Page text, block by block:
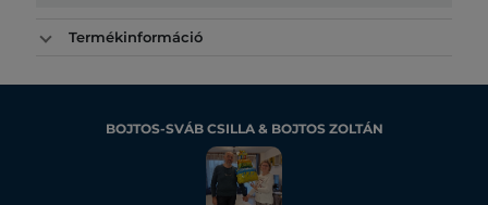
Termékinformáció
BOJTOS-SVÁB CSILLA & BOJTOS ZOLTÁN